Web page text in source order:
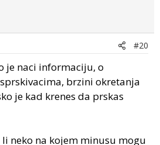
#20
je naci informaciju, o
brzini okretanja
je kad krenes da prskas
neko na kojem minusu mogu